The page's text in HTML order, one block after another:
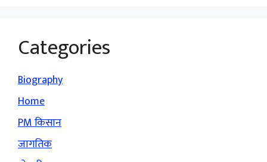
Categories
Biography
Home
PM किसान
जागतिक